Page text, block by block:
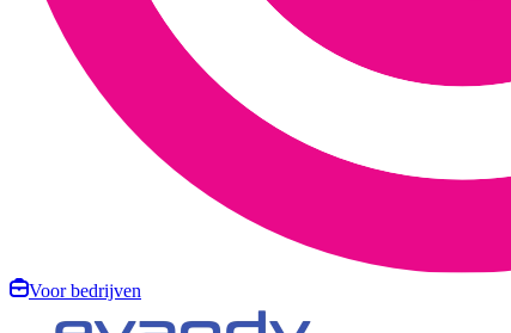
Voor bedrijven